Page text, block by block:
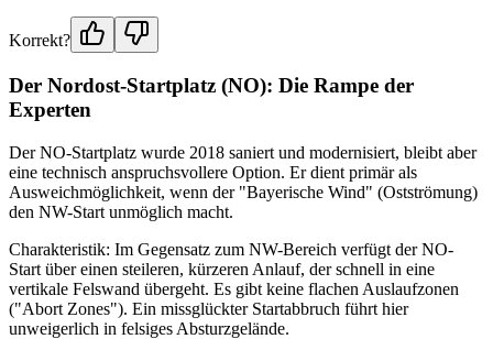
Korrekt?
Der Nordost-Startplatz (NO): Die Rampe der
Experten
Der NO-Startplatz wurde 2018 saniert und modernisiert, bleibt aber
eine technisch anspruchsvollere Option. Er dient primär als
Ausweichmöglichkeit, wenn der "Bayerische Wind" (Ostströmung)
den NW-Start unmöglich macht.
Charakteristik: Im Gegensatz zum NW-Bereich verfügt der NO-
Start über einen steileren, kürzeren Anlauf, der schnell in eine
vertikale Felswand übergeht. Es gibt keine flachen Auslaufzonen
("Abort Zones"). Ein missglückter Startabbruch führt hier
unweigerlich in felsiges Absturzgelände.